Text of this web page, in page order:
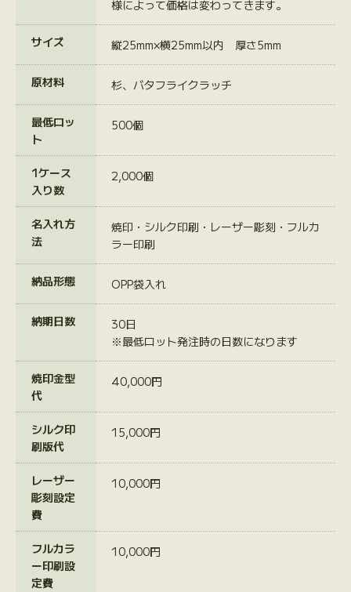
様によって価格は変わってきます。
サイズ 縦25mm×横25mm以内 厚さ5mm
原材料 杉、バタフライクラッチ
最低ロッ
ト
500個
1ケース
入り数
2,000個
名入れ方
法
焼印・シルク印刷・レーザー彫刻・フルカ
ラー印刷
納品形態 OPP袋入れ
納期日数
30日
※最低ロット発注時の日数になります
焼印金型
代
40,000円
シルク印
刷版代
15,000円
レーザー
彫刻設定
費
10,000円
フルカラ
ー印刷設
定費
10,000円